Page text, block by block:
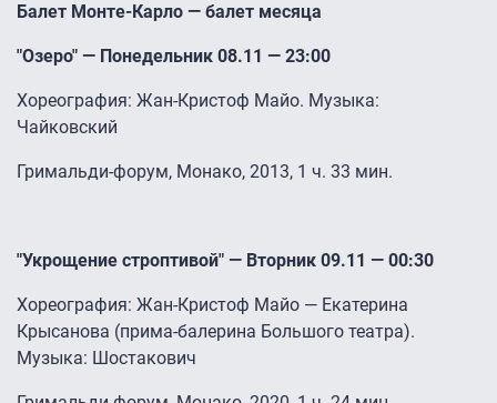
Балет Монте-Карло — балет месяца
"Озеро" — Понедельник 08.11 — 23:00
Хореография: Жан-Кристоф Майо. Музыка:
Чайковский
Гримальди-форум, Монако, 2013, 1 ч. 33 мин.
"Укрощение строптивой" — Вторник 09.11 — 00:30
Хореография: Жан-Кристоф Майо — Екатерина
Крысанова (прима-балерина Большого театра).
Музыка: Шостакович